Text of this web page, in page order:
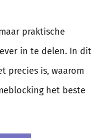
praktische
in te delen. In dit
precies is, waarom
het beste